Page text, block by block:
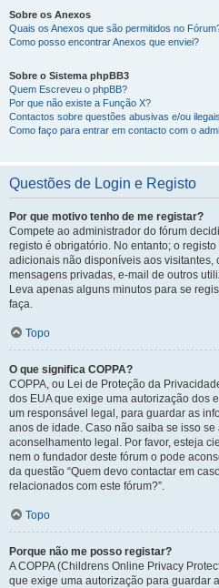
Sobre os Anexos
Quais os Anexos que são permitidos no
Como posso encontrar Anexos que enviei?
Sobre o Sistema phpBB3
Quem Escreveu o phpBB?
Por que não existe a Função X?
Contactos sobre questões abusivas e/ou
Como faço para entrar em contacto com o
Questões de Login e Registo
Por que motivo tenho de me registar?
Compete ao administrador do fórum
registo é obrigatório. No entanto; o
adicionais não disponíveis aos visitantes,
mensagens privadas, e-mail de outros
Leva apenas alguns minutos para se
faça.
Topo
O que significa COPPA?
COPPA, ou Lei de Proteção da
dos EUA que exige uma autorização dos
um responsável legal, para guardar as
anos de idade. Caso não saiba se isso
aconselhamento legal. Por favor, esteja
nem o fundador deste fórum o pode
da questão “Quem devo contactar em
relacionados com este fórum?”.
Topo
Porque não me posso registar?
A COPPA (Childrens Online Privacy
que exige uma autorização para guardar